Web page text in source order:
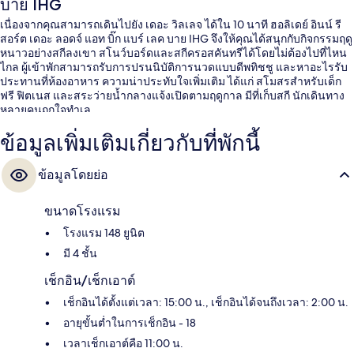
บาย IHG
เนื่องจากคุณสามารถเดินไปยัง เดอะ วิลเลจ ได้ใน 10 นาที ฮอลิเดย์ อินน์ รี
สอร์ต เดอะ ลอดจ์ แอท บิ๊ก แบร์ เลค บาย IHG จึงให้คุณได้สนุกกับกิจกรรมฤดู
หนาวอย่างสกีลงเขา สโนว์บอร์ดและสกีครอสคันทรีได้โดยไม่ต้องไปที่ไหน
ไกล ผู้เข้าพักสามารถรับการปรนนิบัติการนวดแบบดีพทิชชู และหาอะไรรับ
ประทานที่ห้องอาหาร ความน่าประทับใจเพิ่มเติม ได้แก่ สโมสรสำหรับเด็ก
ฟรี ฟิตเนส และสระว่ายน้ำกลางแจ้งเปิดตามฤดูกาล มีที่เก็บสกี นักเดินทาง
หลายคนถูกใจทำเล
ข้อมูลเพิ่มเติมเกี่ยวกับที่พักนี้
ข้อมูลโดยย่อ
ขนาดโรงแรม
โรงแรม 148 ยูนิต
มี 4 ชั้น
เช็กอิน/เช็กเอาต์
เช็กอินได้ตั้งแต่เวลา: 15:00 น., เช็กอินได้จนถึงเวลา: 2:00 น.
อายุขั้นต่ำในการเช็กอิน - 18
เวลาเช็กเอาต์คือ 11:00 น.